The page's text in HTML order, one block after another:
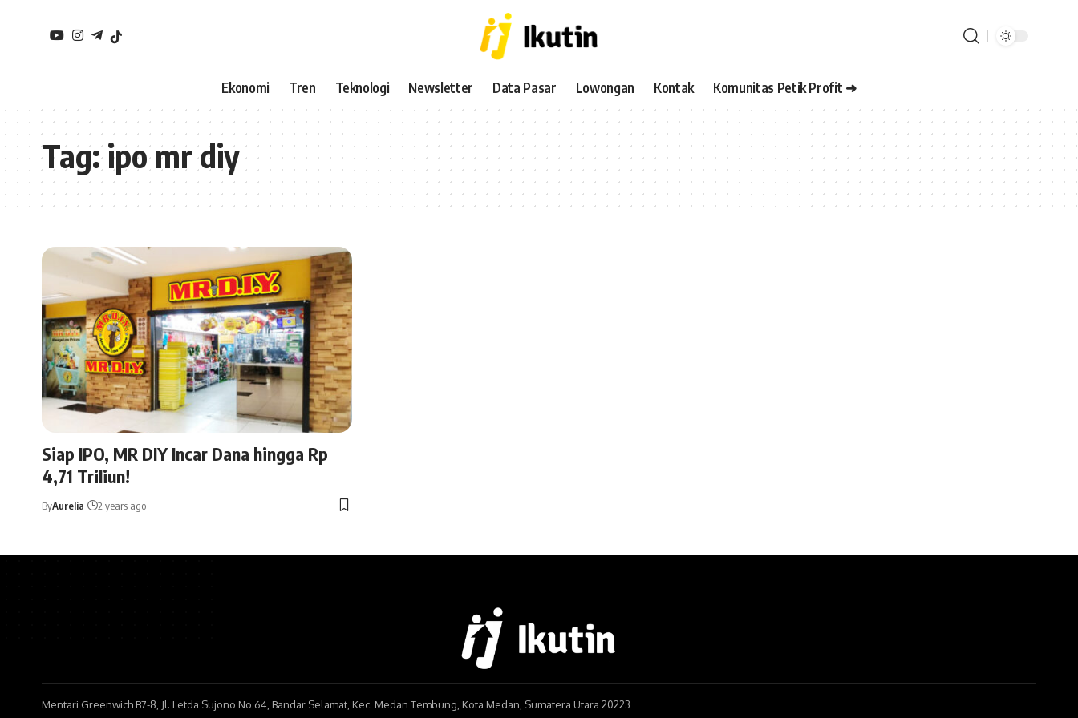
Ekonomi Tren Teknologi Newsletter Data Pasar Lowongan Kontak Komunitas Petik Profit ➜
Tag:ipo mr diy
Siap IPO, MR DIY Incar Dana hingga Rp
4,71 Triliun!
ByAurelia 2 years ago
Mentari Greenwich B7-8, Jl. Letda Sujono No.64, Bandar Selamat, Kec. Medan Tembung, Kota Medan, Sumatera Utara 20223